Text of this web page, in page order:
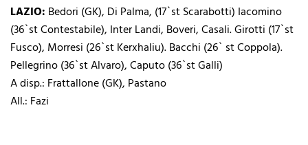
LAZIO: Bedori (GK), Di Palma, (17`st Scarabotti) Iacomino
(36`st Contestabile), Inter Landi, Boveri, Casali. Girotti (17`st
Fusco), Morresi (26`st Kerxhaliu). Bacchi (26` st Coppola).
Pellegrino (36`st Alvaro), Caputo (36`st Galli)
A disp.: Frattallone (GK), Pastano
All.: Fazi